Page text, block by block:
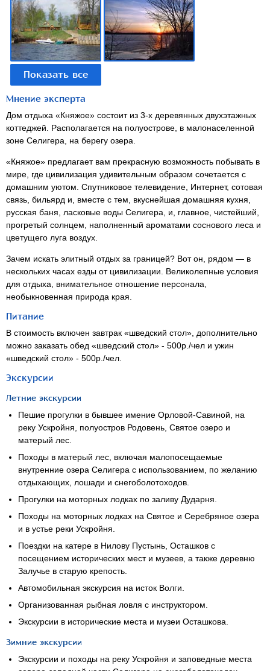
Мнение эксперта
Дом отдыха «Княжое» состоит из 3-х деревянных двухэтажных
коттеджей. Располагается на полуострове, в малонаселенной
зоне Селигера, на берегу озера.
«Княжое» предлагает вам прекрасную возможность побывать в
мире, где цивилизация удивительным образом сочетается с
домашним уютом. Спутниковое телевидение, Интернет, сотовая
связь, бильярд и, вместе с тем, вкуснейшая домашняя кухня,
русская баня, ласковые воды Селигера, и, главное, чистейший,
прогретый солнцем, наполненный ароматами соснового леса и
цветущего луга воздух.
Зачем искать элитный отдых за границей? Вот он, рядом — в
нескольких часах езды от цивилизации. Великолепные условия
для отдыха, внимательное отношение персонала,
необыкновенная природа края.
Питание
В стоимость включен завтрак «шведский стол», дополнительно
можно заказать обед «шведский стол» - 500р./чел и ужин
«шведский стол» - 500р./чел.
Экскурсии
Летние экскурсии
Пешие прогулки в бывшее имение Орловой-Савиной , на
реку Ускройня, полуостров Родовень, Святое озеро и
матерый лес.
Походы в матерый лес, включая малопосещаемые
внутренние озера Селигера с использованием, по желанию
отдыхающих, лошади и снегоболотоходов.
Прогулки на моторных лодках по заливу Дударня.
Походы на моторных лодках на Святое и Серебряное озера
и в устье реки Ускройня.
Поездки на катере в Нилову Пустынь, Осташков с
посещением исторических мест и музеев, а также деревню
Залучье в старую крепость.
Автомобильная экскурсия на исток Волги.
Организованная рыбная ловля с инструктором.
Экскурсии в исторические места и музеи Осташкова.
Зимние экскурсии
Экскурсии и походы на реку Ускройня и заповедные места